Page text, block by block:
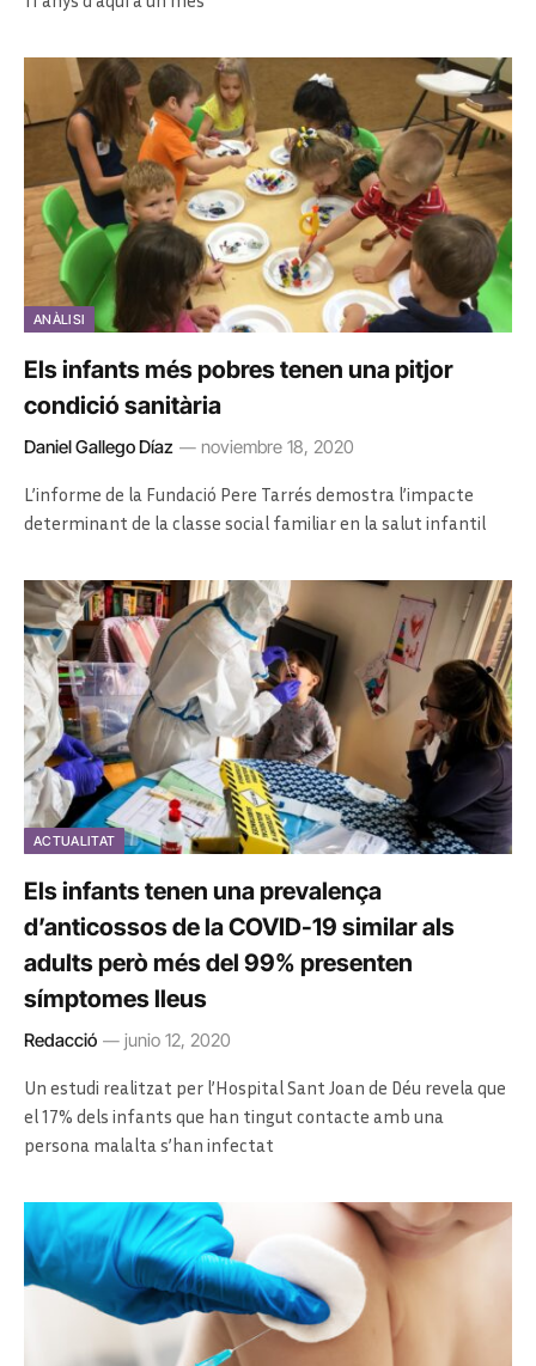
ANÀLISI
Els infants més pobres tenen una pitjor
condició sanitària
Daniel Gallego Díaz noviembre 18, 2020
L’informe de la Fundació Pere Tarrés demostra l’impacte
determinant de la classe social familiar en la salut infantil
ACTUALITAT
Els infants tenen una prevalença
d’anticossos de la COVID-19 similar als
adults però més del 99% presenten
símptomes lleus
Redacció junio 12, 2020
Un estudi realitzat per l’Hospital Sant Joan de Déu revela que
el 17% dels infants que han tingut contacte amb una
persona malalta s’han infectat